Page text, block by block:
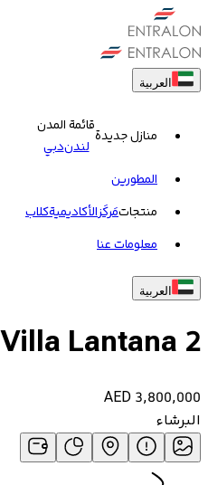
العربية
منازل جديدة
قائمة المدن
لندندبي
المطورين
منتجاتمَركَزالأكاديميةکلاب
معلومات عنا
العربية
Villa Lantana 2
AED 3,800,000
البرشاء